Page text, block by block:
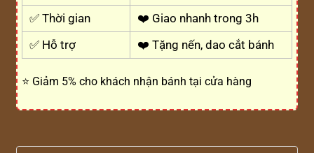
✅ Thời gian
❤️ Giao nhanh trong 3h
✅ Hỗ trợ
❤️ Tặng nến, dao cắt bánh
⭐ Giảm 5% cho khách nhận bánh tại cửa hàng